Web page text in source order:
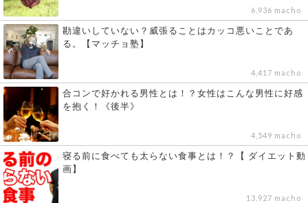
6,936 macho
勘違いしていない？威張ることはカッコ悪いことであ
る。【マッチョ塾】
4,417 macho
合コンで好かれる男性とは！？女性はこんな男性に好感
を抱く！《後半》
4,549 macho
寝る前に食べても太らない食事とは！？【 ダイエット動
画】
13,927 macho